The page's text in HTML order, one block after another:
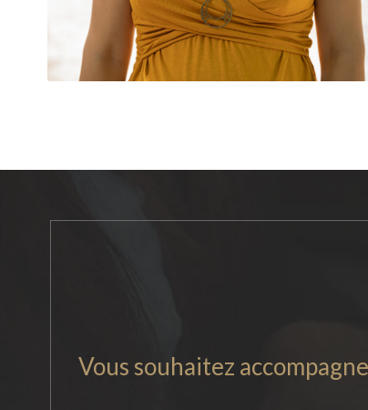
Vous souhaitez